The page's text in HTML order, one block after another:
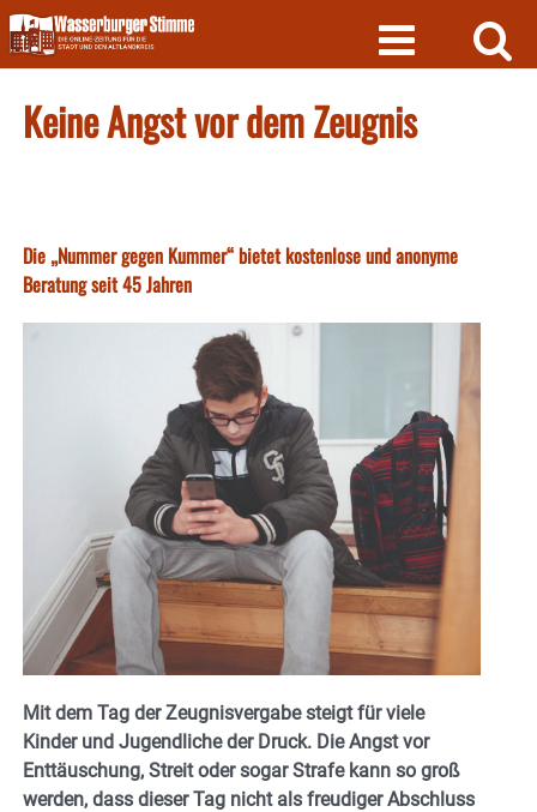
Skip
to
content
Keine Angst vor dem Zeugnis
Die „Nummer gegen Kummer“ bietet kostenlose und anonyme
Beratung seit 45 Jahren
Mit dem Tag der Zeugnisvergabe steigt für viele
Kinder und Jugendliche der Druck. Die Angst vor
Enttäuschung, Streit oder sogar Strafe kann so groß
werden, dass dieser Tag nicht als freudiger Abschluss